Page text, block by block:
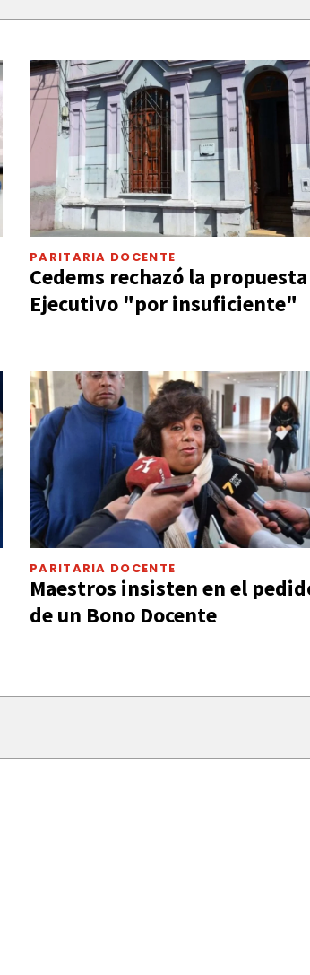
PARITARIA DOCENTE
Cedems rechazó la
Ejecutivo "por insuficiente"
PARITARIA DOCENTE
Maestros insisten en el
de un Bono Docente